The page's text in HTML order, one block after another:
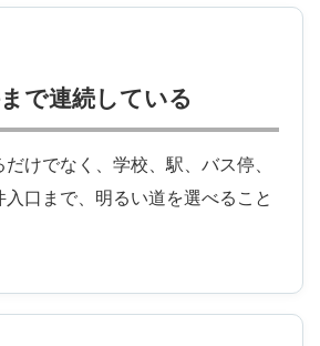
で連続している
けでなく、学校、駅、バス停、
口まで、明るい道を選べること